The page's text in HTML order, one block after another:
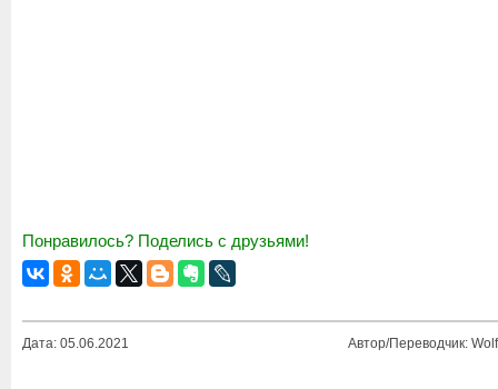
Понравилось? Поделись с друзьями!
Дата: 05.06.2021 Автор/Переводчик: Wolf